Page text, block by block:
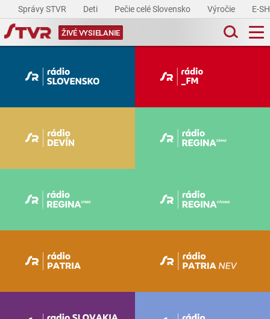
Správy STVR Deti Pečie celé Slovensko Výročie E-
ŽIVÉ VYSIELANIE